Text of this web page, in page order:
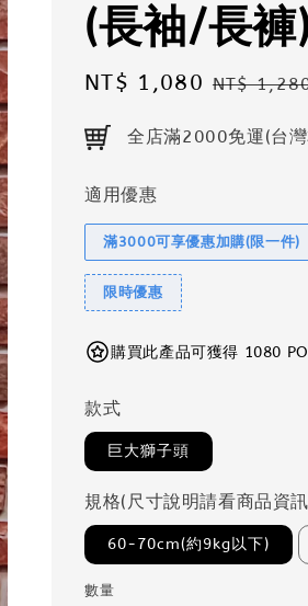
(長袖/長褲
Sale
NT$ 1,080 Regular
NT$
全店滿2000免運(台
適用優惠
滿3000可享優惠加購(限一件)
限時優惠
購買此產品可獲得 1080
款式
巨大獅子頭
規格(尺寸說明請看商品資
60-70cm(約9kg以下)
數量